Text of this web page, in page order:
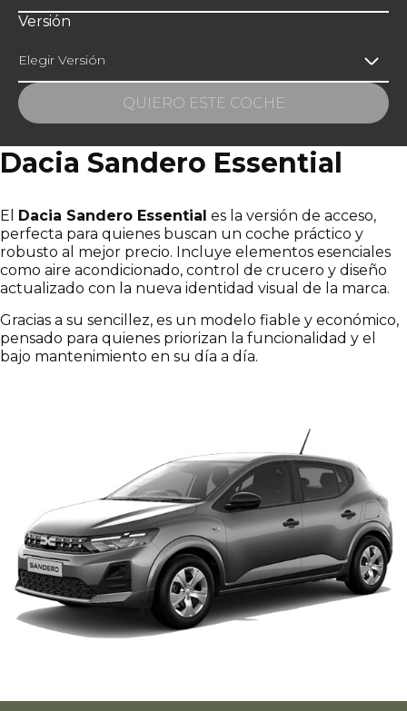
Versión
Elegir Versión
QUIERO ESTE COCHE
¡Escríbenos sin compromiso si te interesa
este modelo!
Selecciona una localización
*
He leído y acepto la
Política de
Privacidad
Sí, deseo recibir comunicaciones comerciales de
Dacia Sandero Essential
El Dacia Sandero Essential es la versión de acceso,
perfecta para quienes buscan un coche práctico y
robusto al mejor precio. Incluye elementos esenciales
como aire acondicionado, control de crucero y diseño
actualizado con la nueva identidad visual de la marca.
Gracias a su sencillez, es un modelo fiable y económico,
pensado para quienes priorizan la funcionalidad y el
bajo mantenimiento en su día a día.